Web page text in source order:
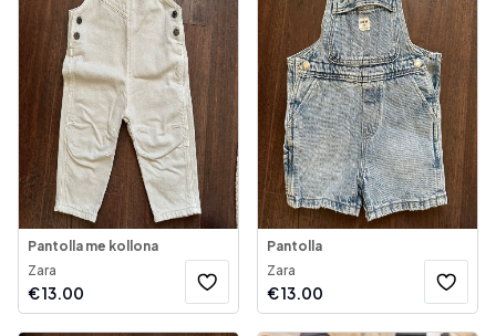
Pantolla me kollona
Zara
€13.00
Pantolla
Zara
€13.00